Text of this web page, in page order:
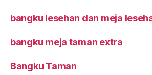
bangku lesehan dan meja
bangku meja taman extra
Bangku Taman